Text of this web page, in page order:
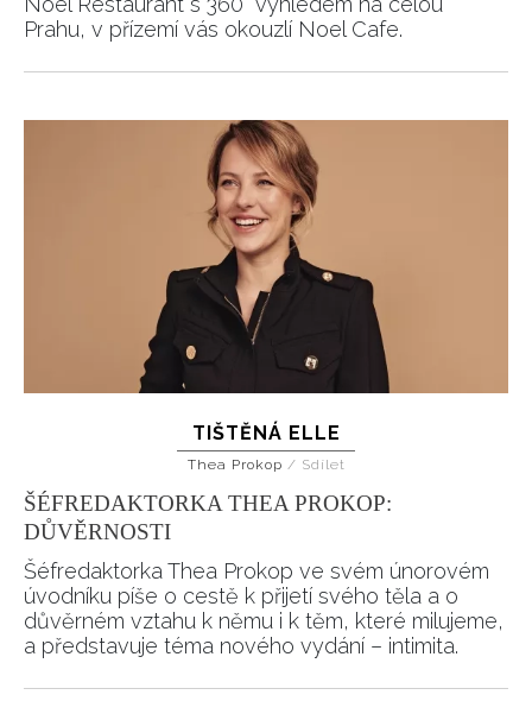
Prahu, v přízemí vás okouzlí Noel Cafe.
TIŠTĚNÁ ELLE
Thea Prokop / Sdílet
ŠÉFREDAKTORKA THEA PROKOP:
DŮVĚRNOSTI
Šéfredaktorka Thea Prokop ve svém únorovém
úvodníku píše o cestě k přijetí svého těla a o
důvěrném vztahu k němu i k těm, které milujeme,
a představuje téma nového vydání – intimita.